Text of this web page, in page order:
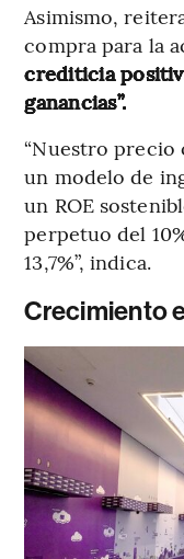
Asimismo,
compra para la
crediticia
ganancias”.
“Nuestro precio
un modelo de
un ROE
perpetuo del
13,7%”, indica.
Crecimiento